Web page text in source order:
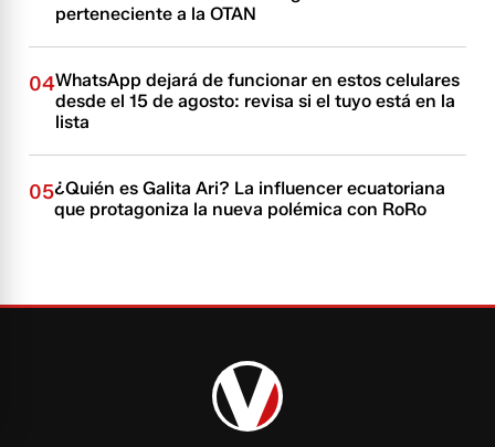
perteneciente a la OTAN
04WhatsApp dejará de funcionar en estos celulares
desde el 15 de agosto: revisa si el tuyo está en la
lista
05¿Quién es Galita Ari? La influencer ecuatoriana
que protagoniza la nueva polémica con RoRo